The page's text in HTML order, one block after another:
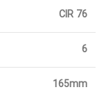
CIR 76
6
165mm